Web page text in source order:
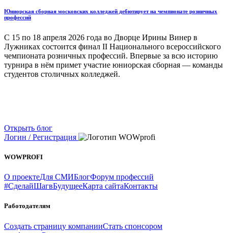
Юниорская сборная московских колледжей дебютирует на чемпионате розничных
профессий
С 15 по 18 апреля 2026 года во Дворце Ирины Винер в
Лужниках состоится финал II Национального всероссийского
чемпионата розничных профессий. Впервые за всю историю
турнира в нём примет участие юниорская сборная — команды
студентов столичных колледжей.
Открыть блог
Логин / Регистрация
WOWPROFI
О проектеДля СМИБлогФорум профессий
#СделайШагвБудущееКарта сайтаКонтакты
Работодателям
Создать страницу компанииСтать спонсором